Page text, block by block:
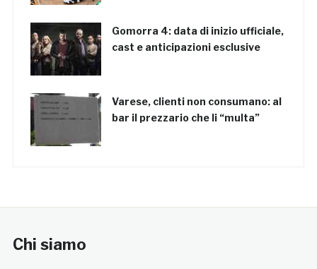
Gomorra 4: data di inizio ufficiale,
cast e anticipazioni esclusive
Varese, clienti non consumano: al
bar il prezzario che li “multa”
Chi siamo